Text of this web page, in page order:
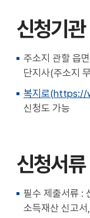
신청기관
주소지 관할 읍
단지사(주소지
복지로(https://
신청도 가능
신청서류
필수 제출서류 :
소득재산 신고서